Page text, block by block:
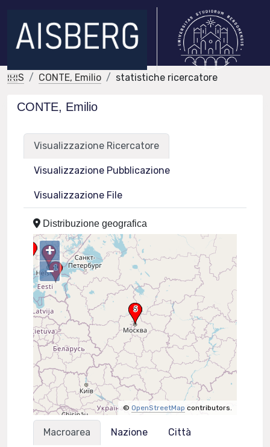
IRIS CONTE, Emilio statistiche ricercatore
CONTE, Emilio
Visualizzazione Ricercatore
Visualizzazione Pubblicazione
Visualizzazione File
Distribuzione geografica
+
–
© OpenStreetMap contributors.
Macroarea Nazione Città